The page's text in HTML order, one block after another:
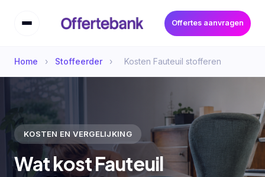
Offertes aanvragen
Home › Stoffeerder › Kosten Fauteuil stofferen
KOSTEN EN VERGELIJKING
Wat kost Fauteuil